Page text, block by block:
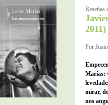
Completo
Reseñas
2011)
Por
Marías:
mirar,
nos